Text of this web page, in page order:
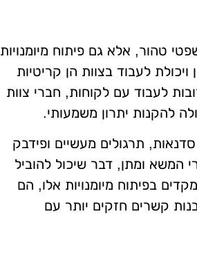
טהור, אלא גם פיתוח מיומנויות
ויכולת לעבוד בצוות הן קריטיות
לעבוד עם לקוחות, חברי צוות
להקנות יתרון משמעותי.
תרגולים מעשיים ופידבק
המשא ומתן, דבר שיכול להוביל
בפיתוח מיומנויות אלו, הם
קשרים חזקים יותר עם